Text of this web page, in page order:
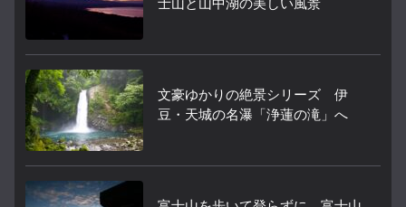
士山と山中湖の美しい風景
文豪ゆかりの絶景シリーズ 伊
豆・天城の名瀑「浄蓮の滝」へ